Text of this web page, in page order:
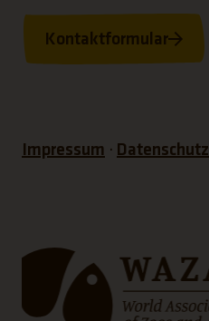
Kontaktformular
Impressum Datenschutz